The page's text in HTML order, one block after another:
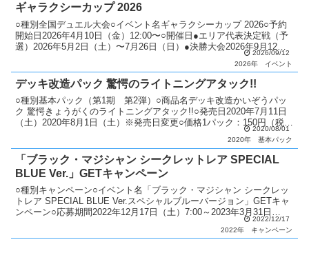
ギャラクシーカップ 2026
○種別全国デュエル大会○イベント名ギャラクシーカップ 2026○予約
開始日2026年4月10日（金）12:00〜○開催日●エリア代表決定戦（予
選）2026年5月2日（土）〜7月26日（日）●決勝大会2026年9月12日
2026/09/12
2026年
イベント
デッキ改造パック 驚愕のライトニングアタック!!
○種別基本パック（第1期 第2弾）○商品名デッキ改造かいぞうパッ
ク 驚愕きょうがくのライトニングアタック!!○発売日2020年7月11日
（土）2020年8月1日（土）※発売日変更○価格1パック：150円（税
2020/08/01
2020年
基本パック
「ブラック・マジシャン シークレットレア SPECIAL
BLUE Ver.」GETキャンペーン
○種別キャンペーン○イベント名「ブラック・マジシャン シークレッ
トレア SPECIAL BLUE Ver.スペシャルブルーバージョン」GETキャ
ンペーン○応募期間2022年12月17日（土）7:00～2023年3月31日
2022/12/17
2022年
キャンペーン